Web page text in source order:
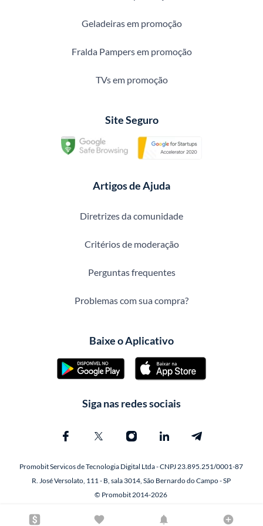
Geladeiras em promoção
Fralda Pampers em promoção
TVs em promoção
Site Seguro
Artigos de Ajuda
Diretrizes da comunidade
Critérios de moderação
Perguntas frequentes
Problemas com sua compra?
Baixe o Aplicativo
Siga nas redes sociais
Promobit Servicos de Tecnologia Digital Ltda - CNPJ 23.895.251/0001-87
R. José Versolato, 111 - B, sala 3014, São Bernardo do Campo - SP
© Promobit 2014-2026